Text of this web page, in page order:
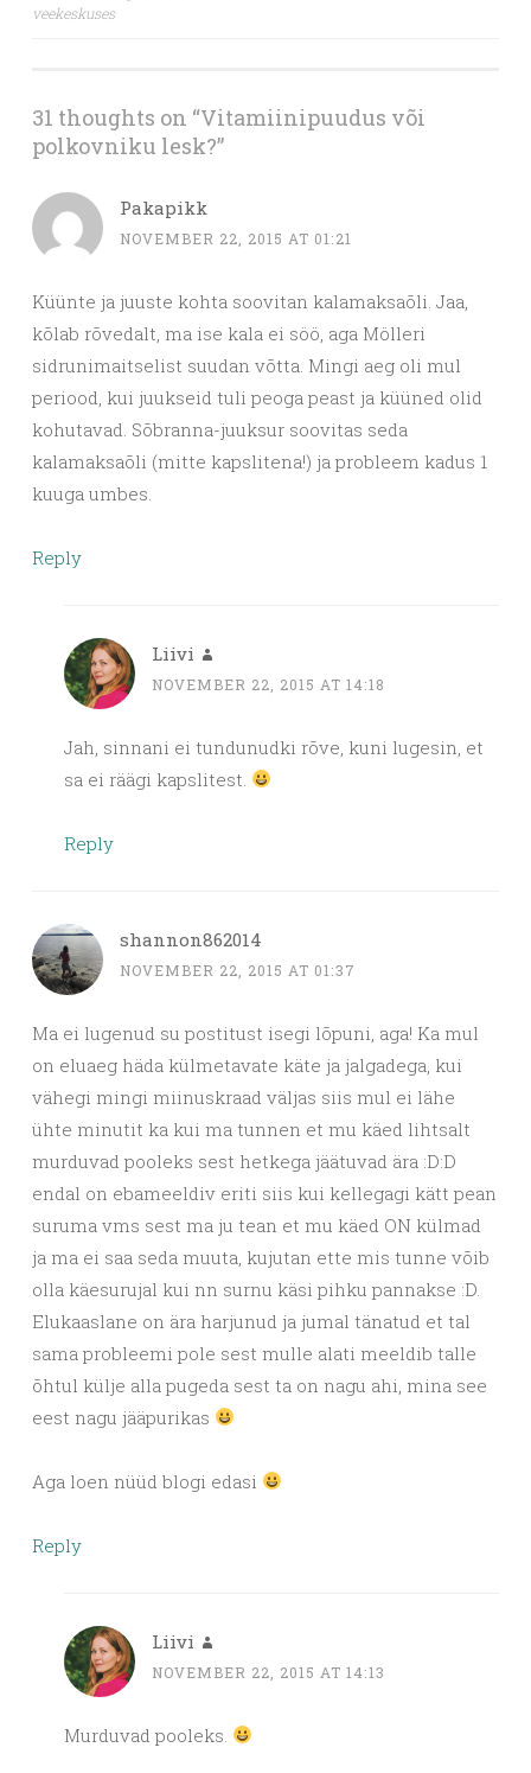
navigation
veekeskuses
31 thoughts on “Vitamiinipuudus või
polkovniku lesk?”
Pakapikk
NOVEMBER 22, 2015 AT 01:21
Küünte ja juuste kohta soovitan kalamaksaõli. Jaa,
kõlab rõvedalt, ma ise kala ei söö, aga Mölleri
sidrunimaitselist suudan võtta. Mingi aeg oli mul
periood, kui juukseid tuli peoga peast ja küüned olid
kohutavad. Sõbranna-juuksur soovitas seda
kalamaksaõli (mitte kapslitena!) ja probleem kadus 1
kuuga umbes.
Reply
Liivi
NOVEMBER 22, 2015 AT 14:18
Jah, sinnani ei tundunudki rõve, kuni lugesin, et
sa ei räägi kapslitest.
Reply
shannon862014
NOVEMBER 22, 2015 AT 01:37
Ma ei lugenud su postitust isegi lõpuni, aga! Ka mul
on eluaeg häda külmetavate käte ja jalgadega, kui
vähegi mingi miinuskraad väljas siis mul ei lähe
ühte minutit ka kui ma tunnen et mu käed lihtsalt
murduvad pooleks sest hetkega jäätuvad ära :D:D
endal on ebameeldiv eriti siis kui kellegagi kätt pean
suruma vms sest ma ju tean et mu käed ON külmad
ja ma ei saa seda muuta, kujutan ette mis tunne võib
olla käesurujal kui nn surnu käsi pihku pannakse :D.
Elukaaslane on ära harjunud ja jumal tänatud et tal
sama probleemi pole sest mulle alati meeldib talle
õhtul külje alla pugeda sest ta on nagu ahi, mina see
eest nagu jääpurikas
Aga loen nüüd blogi edasi
Reply
Liivi
NOVEMBER 22, 2015 AT 14:13
Murduvad pooleks.